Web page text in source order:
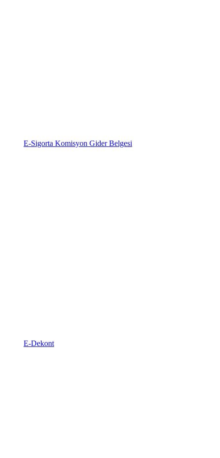
E-Sigorta Komisyon Gider Belgesi
E-Dekont